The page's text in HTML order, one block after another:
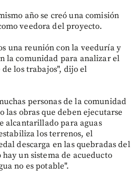
año se creó una comisión
veedora del proyecto.
una reunión con la veeduría y
la comunidad para analizar el
los trabajos", dijo el
personas de la comunidad
las obras que deben ejecutarse
alcantarillado para aguas
los terrenos, el
descarga en las quebradas del
un sistema de acueducto
no es potable".